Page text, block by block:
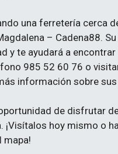
una ferretería cerca
– Cadena88.
y te ayudará a
985 52 60 76 o
información sobre
de disfrutar
¡Visítalos hoy mismo o
mapa!